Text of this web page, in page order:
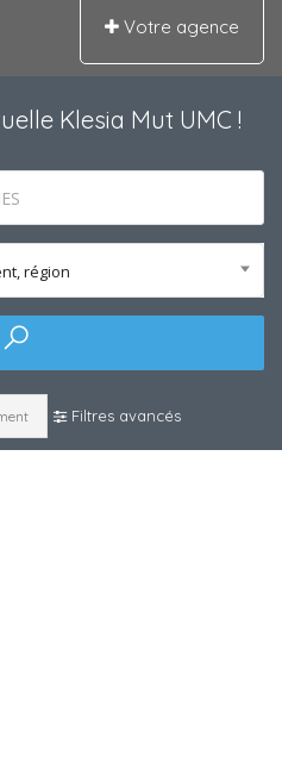
Votre agence
Klesia Mut UMC !
région
Filtres avancés